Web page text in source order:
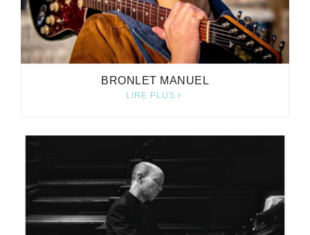
BRONLET MANUEL
LIRE PLUS